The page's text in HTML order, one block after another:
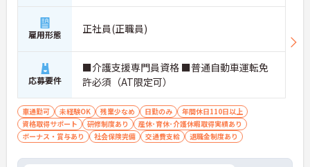
雇用形態 正社員(正職員)
応募要件
■介護支援専門員資格 ■普通自動車運転免
許必須（AT限定可）
車通勤可 未経験OK 残業少なめ 日勤のみ
年間休日110日以上
資格取得サポート
研修制度あり
産休･育休･介護休暇取得実績あり
ボーナス・賞与あり
社会保険完備 交通費支給 退職金制度あり